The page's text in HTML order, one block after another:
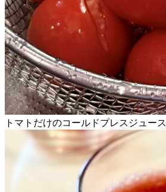
トマトだけのコールドプレスジュース